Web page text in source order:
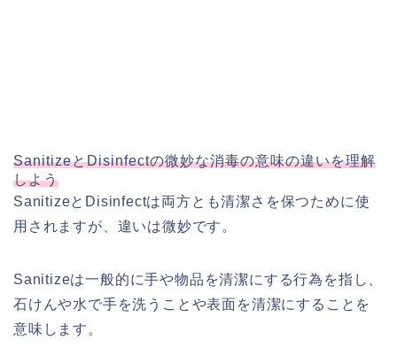
SanitizeとDisinfectの微妙な消毒の意味の違いを理解
しよう
SanitizeとDisinfectは両方とも清潔さを保つために使
用されますが、違いは微妙です。
Sanitizeは一般的に手や物品を清潔にする行為を指し、
石けんや水で手を洗うことや表面を清潔にすることを
意味します。